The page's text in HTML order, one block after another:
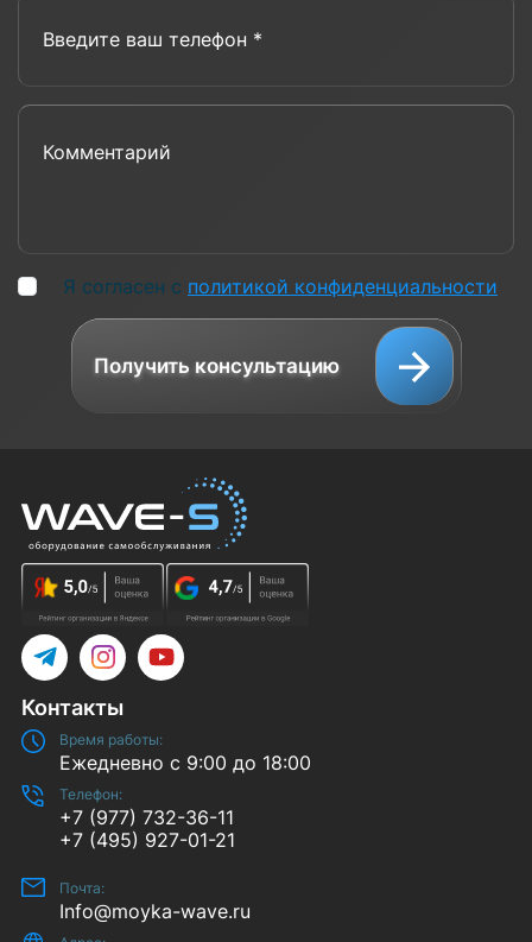
Я согласен с политикой конфиденциальности
Получить консультацию
TelegramInstagramYouTube
Контакты
Время работы:
Ежедневно с 9:00 до 18:00
Телефон:
+7 (977) 732-36-11
+7 (495) 927-01-21
Почта:
Info@moyka-wave.ru